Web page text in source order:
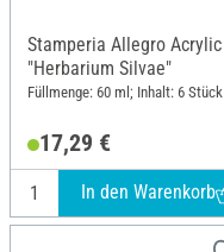
Stamperia Allegro Acrylic
"Herbarium Silvae"
Füllmenge: 60 ml; Inhalt: 6 Stück
17,29 €
In den Warenkorb